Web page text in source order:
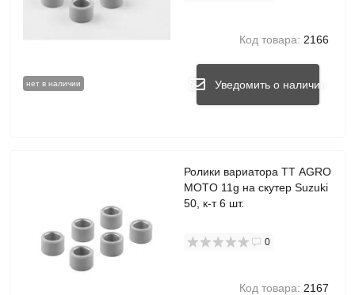
нет в наличии
Код товара: 2166
Уведомить о наличии
Ролики вариатора TT AGRO
MOTO 11g на скутер Suzuki
50, к-т 6 шт.
0
Код товара: 2167